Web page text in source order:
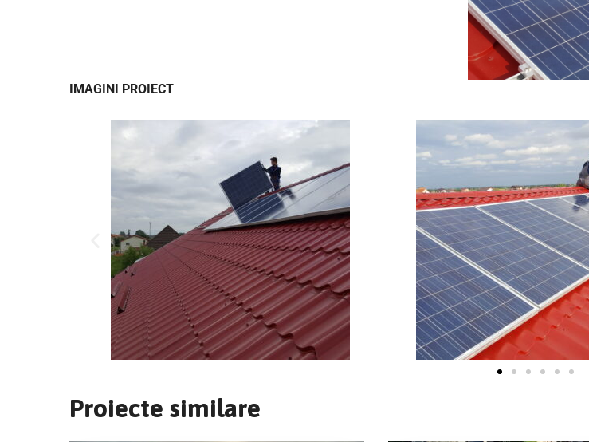
IMAGINI PROIECT
Proiecte similare